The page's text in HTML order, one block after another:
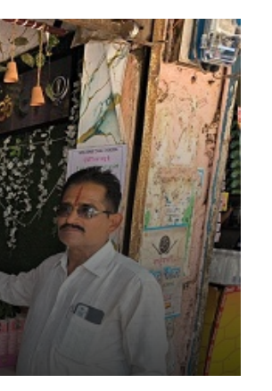
आर्ट गैलरी में छायाकार हिमांशु वर्मा की एकल
प्रदर्शनी का शुभारंभ 6 अगस्त को…
सदन भिलाई नगर में प्रेमचंद जयंती पर जन
मंच दुर्ग-भिलाई इकाई की विचार गोष्ठी
पुलिस अधीक्षक, सांसद विजय बघेल ने किया,10
नशा मुक्ति प्रतिज्ञा महाअभियान का शुभारंभ
सुरक्षा एवं उत्कृष्ट हाउसकीपिंग के लिए
कर्मियों को प्रदान किया गया ‘सुरक्षा सजगता
भिलाई के शोधकर्ताओं ने अपशिष्ट PET